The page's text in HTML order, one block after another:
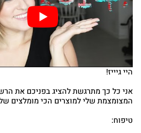
היי גיייז!
אני כל כך מתרגשת להציג בפניכם את
המצומצמת שלי למוצרים הכי מומלצים של
טיפוח: